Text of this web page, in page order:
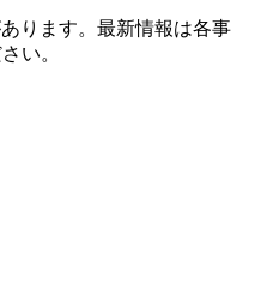
ります。最新情報は各事
い。